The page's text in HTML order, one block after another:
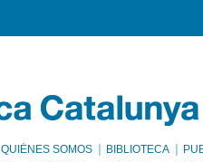
QUIÉNES SOMOS BIBLIOTECA